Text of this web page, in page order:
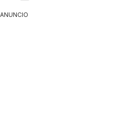
ANUNCIO